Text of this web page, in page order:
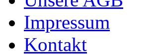
Impressum
Kontakt